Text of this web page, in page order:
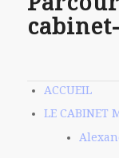
ACCUEIL
LE CABINET